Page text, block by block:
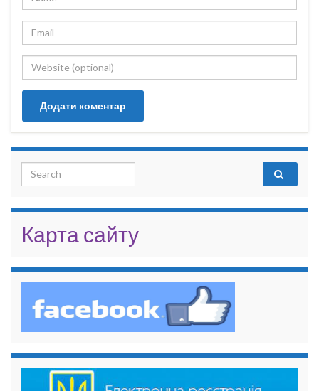
Search for:
Карта сайту